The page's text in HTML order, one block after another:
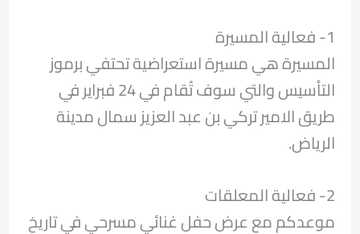
1- فعالية المسيرة
المسيرة هي مسيرة استعراضية تحتفي برموز
التأسيس والتي سوف تُقام في 24 فبراير في
طريق الامير تركي بن عبد العزيز سمال مدينة
الرياض.
2- فعالية المعلقات
موعدكم مع عرض حفل غنائي مسرحي في تاريخ